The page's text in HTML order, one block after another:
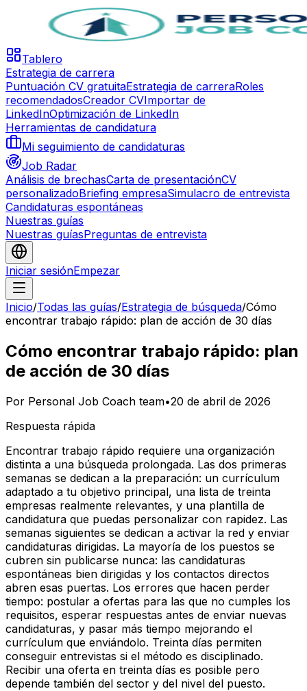
Tablero
Estrategia de carrera
Puntuación CV gratuitaEstrategia de carreraRoles
recomendadosCreador CVImportar de
LinkedInOptimización de LinkedIn
Herramientas de candidatura
Mi seguimiento de candidaturas
Job Radar
Análisis de brechasCarta de presentaciónCV
personalizadoBriefing empresaSimulacro de entrevista
Candidaturas espontáneas
Nuestras guías
Nuestras guíasPreguntas de entrevista
Iniciar sesiónEmpezar
Inicio/Todas las guías/Estrategia de búsqueda/Cómo
encontrar trabajo rápido: plan de acción de 30 días
Cómo encontrar trabajo rápido: plan
de acción de 30 días
Por Personal Job Coach team•20 de abril de 2026
Respuesta rápida
Encontrar trabajo rápido requiere una organización
distinta a una búsqueda prolongada. Las dos primeras
semanas se dedican a la preparación: un currículum
adaptado a tu objetivo principal, una lista de treinta
empresas realmente relevantes, y una plantilla de
candidatura que puedas personalizar con rapidez. Las
semanas siguientes se dedican a activar la red y enviar
candidaturas dirigidas. La mayoría de los puestos se
cubren sin publicarse nunca: las candidaturas
espontáneas bien dirigidas y los contactos directos
abren esas puertas. Los errores que hacen perder
tiempo: postular a ofertas para las que no cumples los
requisitos, esperar respuestas antes de enviar nuevas
candidaturas, y pasar más tiempo mejorando el
currículum que enviándolo. Treinta días permiten
conseguir entrevistas si el método es disciplinado.
Recibir una oferta en treinta días es posible pero
depende también del sector y del nivel del puesto.